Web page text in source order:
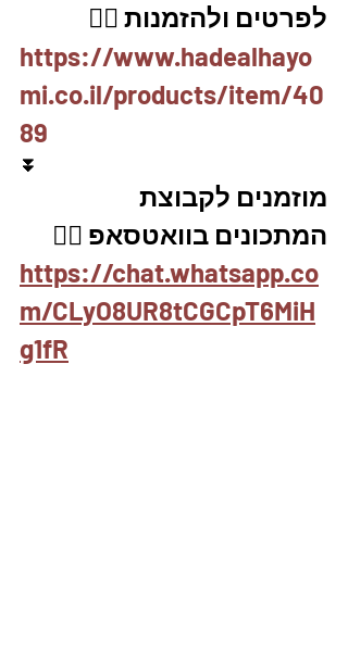
לפרטים ולהזמנות 👇🏼
https://www.hadealhayo
mi.co.il/products/item/40
89
⏬
מוזמנים לקבוצת
המתכונים בוואטסאפ 👇🏽
https://chat.whatsapp.co
m/CLyO8UR8tCGCpT6MiH
g1fR